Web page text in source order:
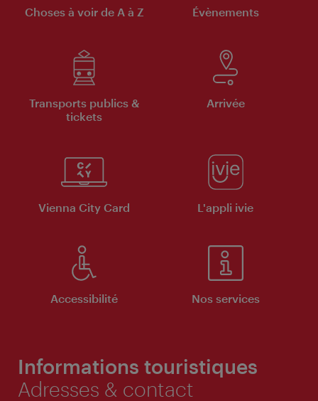
Choses à voir de A à Z Évènements
Transports publics &
tickets
Arrivée
Vienna City Card L'appli ivie
Accessibilité Nos services
Informations touristiques
Adresses & contact